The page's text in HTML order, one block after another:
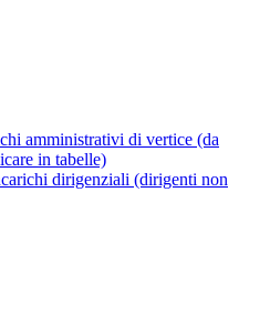
amministrativi di vertice (da
in tabelle)
dirigenziali (dirigenti non